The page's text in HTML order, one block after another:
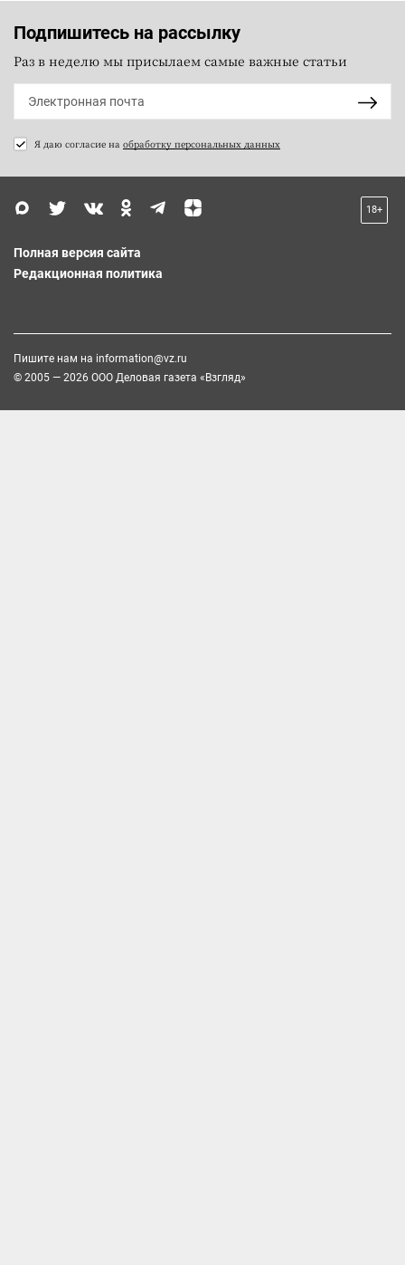
Подпишитесь на рассылку
Раз в неделю мы присылаем самые важные статьи
Я даю согласие на обработку персональных данных
18+
Полная версия сайта
Редакционная политика
Пишите нам на information@vz.ru
© 2005 — 2026 ООО Деловая газета «Взгляд»